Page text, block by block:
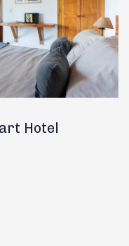
Hotel